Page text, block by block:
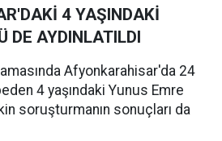
4 YAŞINDAKİ
DE AYDINLATILDI
Afyonkarahisar'da 24
4 yaşındaki Yunus Emre
soruşturmanın sonuçları da